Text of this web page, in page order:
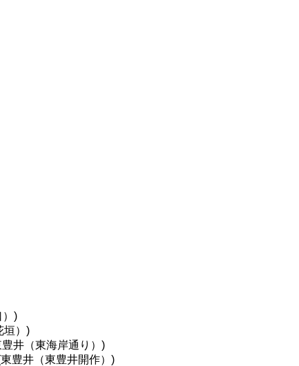
）)
垣）)
豊井（東海岸通り）)
豊井（東豊井開作）)